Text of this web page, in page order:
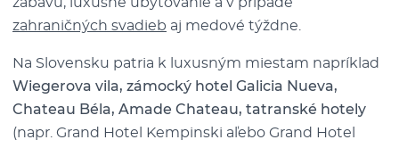
zahraničných svadieb aj medové týždne.
Na Slovensku patria k luxusným miestam napríklad
Wiegerova vila, zámocký hotel Galicia Nueva,
Chateau Béla, Amade Chateau, tatranské hotely
(napr. Grand Hotel Kempinski aľebo Grand Hotel